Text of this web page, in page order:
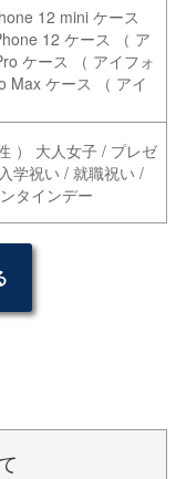
12 mini ケース
12 ケース （ ア
ケース （ アイフォ
Max ケース （ アイ
） 大人女子 / プレゼ
学祝い / 就職祝い /
タインデー